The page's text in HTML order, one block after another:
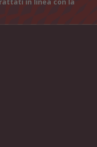
in linea con la